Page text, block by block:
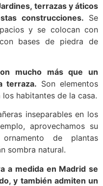
terrazas y áticos
construcciones. Se
y se colocan con
bases de piedra de
mucho más que un
terraza. Son elementos
habitantes de la casa.
inseparables en los
aprovechamos su
de plantas
sombra natural.
a medida en Madrid se
y también admiten un